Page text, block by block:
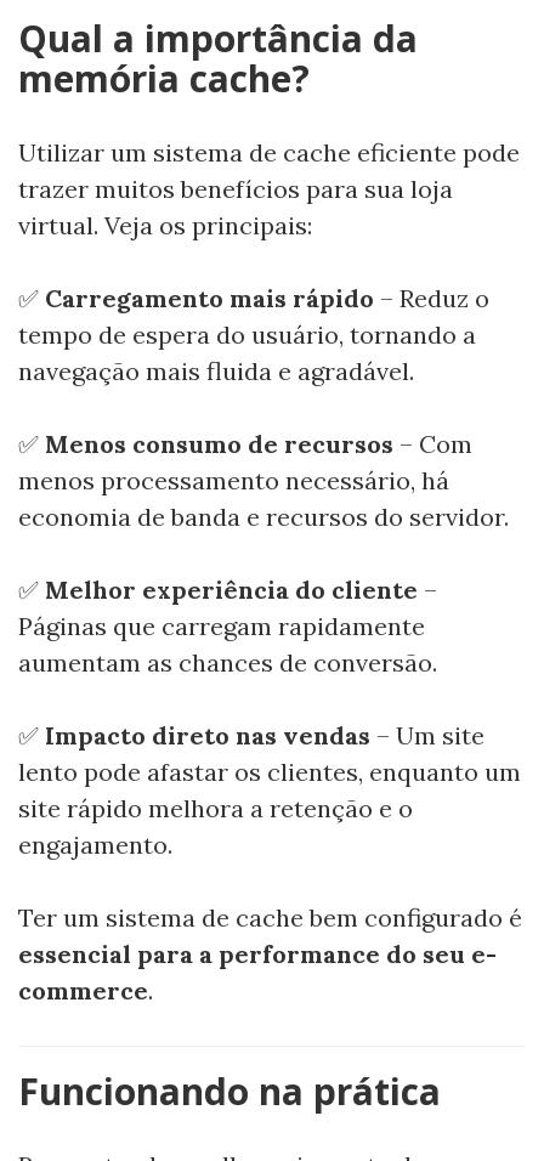
Qual a importância da
memória cache?
Utilizar um sistema de cache eficiente pode
trazer muitos benefícios para sua loja
virtual. Veja os principais:
✅ Carregamento mais rápido – Reduz o
tempo de espera do usuário, tornando a
navegação mais fluida e agradável.
✅ Menos consumo de recursos – Com
menos processamento necessário, há
economia de banda e recursos do servidor.
✅ Melhor experiência do cliente –
Páginas que carregam rapidamente
aumentam as chances de conversão.
✅ Impacto direto nas vendas – Um site
lento pode afastar os clientes, enquanto um
site rápido melhora a retenção e o
engajamento.
Ter um sistema de cache bem configurado é
essencial para a performance do seu e-
commerce.
Funcionando na prática